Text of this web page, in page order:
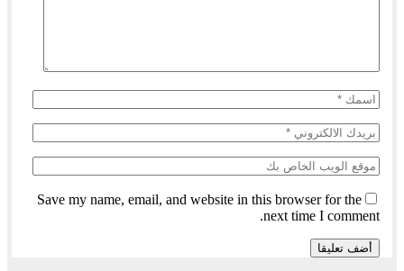
Save my name, email, and website in this browser for the
next time I comment.